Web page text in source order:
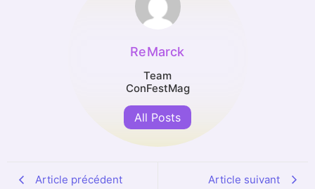
ReMarck
Team
ConFestMag
All Posts
Article précédent Article suivant